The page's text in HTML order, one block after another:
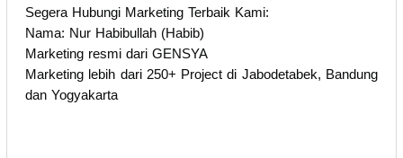
Segera Hubungi Marketing Terbaik Kami:
Nama: Nur Habibullah (Habib)
Marketing resmi dari GENSYA
Marketing lebih dari 250+ Project di Jabodetabek, Bandung
dan Yogyakarta